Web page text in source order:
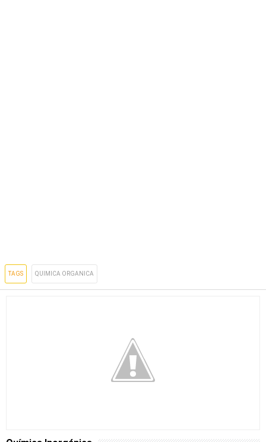
TAGS QUIMICA ORGANICA